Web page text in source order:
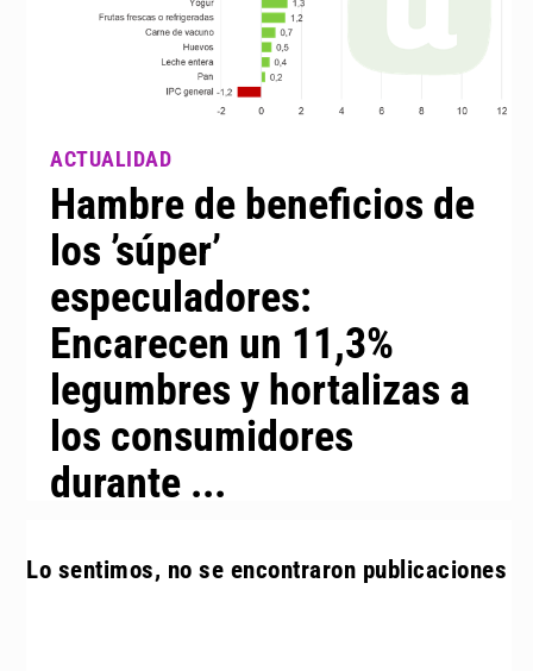
Hambre de beneficios de
los ’súper’
especuladores:
Encarecen un 11,3%
legumbres y hortalizas a
los consumidores
durante ...
Lo sentimos, no se encontraron publicaciones